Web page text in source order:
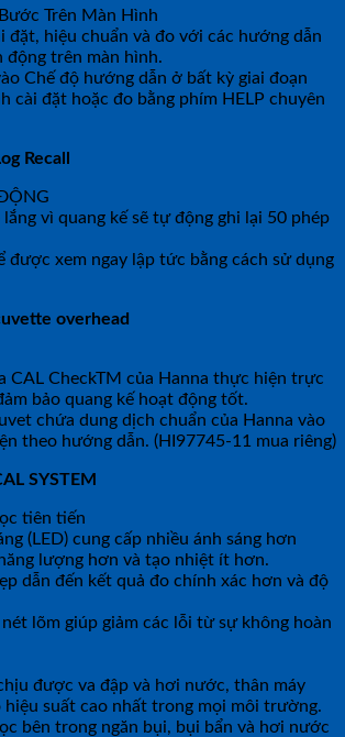
Trên Màn Hình
đặt, hiệu chuẩn và đo với các hướng dẫn
trên màn hình.
Chế độ hướng dẫn ở bất kỳ giai đoạn
cài đặt hoặc đo bằng phím HELP chuyên
vì quang kế sẽ tự động ghi lại 50 phép
được xem ngay lập tức bằng cách sử dụng
CAL CheckTM của Hanna thực hiện trực
bảo quang kế hoạt động tốt.
chứa dung dịch chuẩn của Hanna vào
theo hướng dẫn. (HI97745-11 mua riêng)
tiên tiến
(LED) cung cấp nhiều ánh sáng hơn
lượng hơn và tạo nhiệt ít hơn.
dẫn đến kết quả đo chính xác hơn và độ
lõm giúp giảm các lỗi từ sự không hoàn
được va đập và hơi nước, thân máy
hiệu suất cao nhất trong mọi môi trường.
bên trong ngăn bụi, bụi bẩn và hơi nước